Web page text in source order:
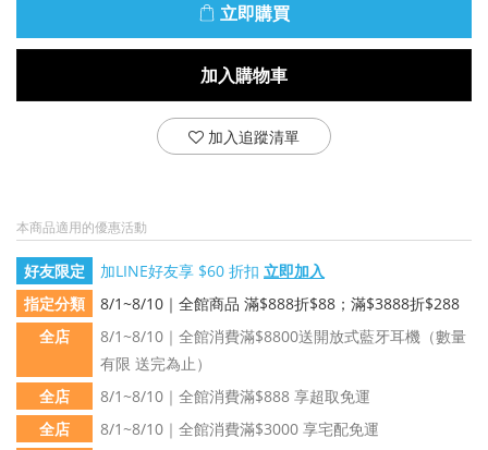
加入購物車
立即購買
加入追蹤清單
本商品適用的優惠活動
好友限定 加LINE好友享 $60 折扣 立即加入
指定分類
8/1~8/10｜全館商品 滿$888折$88；滿$3888折$288
全店
8/1~8/10｜全館消費滿$8800送開放式藍牙耳機（數量
有限 送完為止）
全店
8/1~8/10｜全館消費滿$888 享超取免運
全店
8/1~8/10｜全館消費滿$3000 享宅配免運